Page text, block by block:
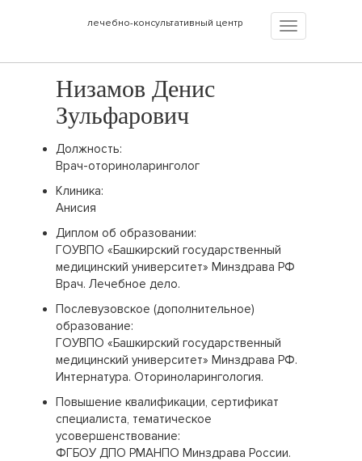
лечебно-консультативный центр Навигация:
Низамов Денис
Зульфарович
Должность:
Врач-оториноларинголог
Клиника:
Анисия
Диплом об образовании:
ГОУВПО «Башкирский государственный
медицинский университет» Минздрава РФ
Врач. Лечебное дело.
Послевузовское (дополнительное)
образование:
ГОУВПО «Башкирский государственный
медицинский университет» Минздрава РФ.
Интернатура. Оториноларингология.
Повышение квалификации, сертификат
специалиста, тематическое
усовершенствование:
ФГБОУ ДПО РМАНПО Минздрава России.